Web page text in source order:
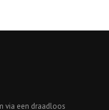
via een draadloos